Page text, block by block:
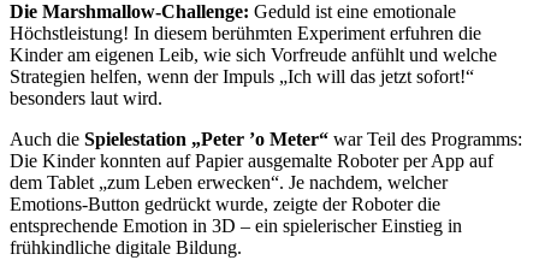
Die Marshmallow-Challenge: Geduld ist eine emotionale
Höchstleistung! In diesem berühmten Experiment erfuhren die
Kinder am eigenen Leib, wie sich Vorfreude anfühlt und welche
Strategien helfen, wenn der Impuls „Ich will das jetzt sofort!“
besonders laut wird.
Auch die Spielestation „Peter ’o Meter“ war Teil des Programms:
Die Kinder konnten auf Papier ausgemalte Roboter per App auf
dem Tablet „zum Leben erwecken“. Je nachdem, welcher
Emotions-Button gedrückt wurde, zeigte der Roboter die
entsprechende Emotion in 3D – ein spielerischer Einstieg in
frühkindliche digitale Bildung.